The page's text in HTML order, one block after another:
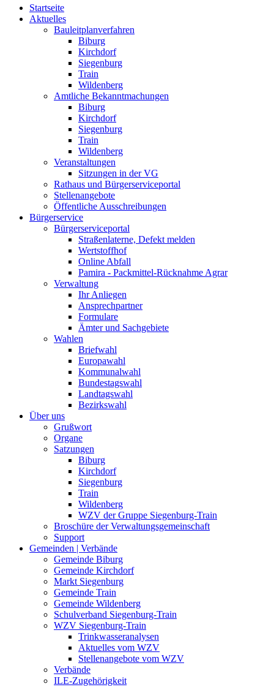
Startseite
Aktuelles
Bauleitplanverfahren
Biburg
Kirchdorf
Siegenburg
Train
Wildenberg
Amtliche Bekanntmachungen
Biburg
Kirchdorf
Siegenburg
Train
Wildenberg
Veranstaltungen
Sitzungen in der VG
Rathaus und Bürgerserviceportal
Stellenangebote
Öffentliche Ausschreibungen
Bürgerservice
Bürgerserviceportal
Straßenlaterne, Defekt melden
Wertstoffhof
Online Abfall
Pamira - Packmittel-Rücknahme Agrar
Verwaltung
Ihr Anliegen
Ansprechpartner
Formulare
Ämter und Sachgebiete
Wahlen
Briefwahl
Europawahl
Kommunalwahl
Bundestagswahl
Landtagswahl
Bezirkswahl
Über uns
Grußwort
Organe
Satzungen
Biburg
Kirchdorf
Siegenburg
Train
Wildenberg
WZV der Gruppe Siegenburg-Train
Broschüre der Verwaltungsgemeinschaft
Support
Gemeinden | Verbände
Gemeinde Biburg
Gemeinde Kirchdorf
Markt Siegenburg
Gemeinde Train
Gemeinde Wildenberg
Schulverband Siegenburg-Train
WZV Siegenburg-Train
Trinkwasseranalysen
Aktuelles vom WZV
Stellenangebote vom WZV
Verbände
ILE-Zugehörigkeit